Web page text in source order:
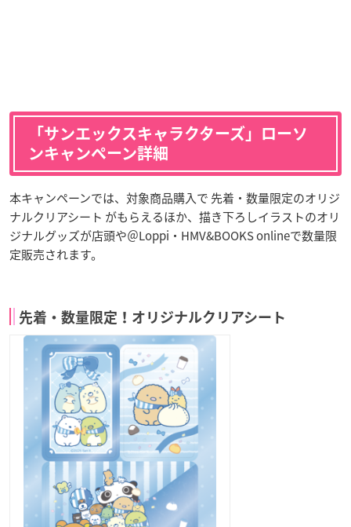
「サンエックスキャラクターズ」ローソ
ンキャンペーン詳細
本キャンペーンでは、対象商品購入で 先着・数量限定のオリジ
ナルクリアシート がもらえるほか、描き下ろしイラストのオリ
ジナルグッズが店頭や＠Loppi・HMV&BOOKS onlineで数量限
定販売されます。
先着・数量限定！オリジナルクリアシート